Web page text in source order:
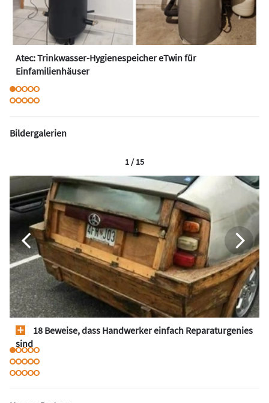
Atec: Trinkwasser-Hygienespeicher eTwin für
Einfamilienhäuser
Bildergalerien
18 Beweise, dass Handwerker einfach Reparaturgenies
sind
1 / 15